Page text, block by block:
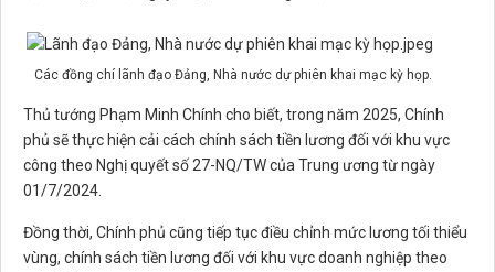
Các đồng chí lãnh đạo Đảng, Nhà nước dự phiên khai mạc kỳ họp.
Thủ tướng Phạm Minh Chính cho biết, trong năm 2025, Chính
phủ sẽ thực hiện cải cách chính sách tiền lương đối với khu vực
công theo Nghị quyết số 27-NQ/TW của Trung ương từ ngày
01/7/2024.
Đồng thời, Chính phủ cũng tiếp tục điều chỉnh mức lương tối thiểu
vùng, chính sách tiền lương đối với khu vực doanh nghiệp theo